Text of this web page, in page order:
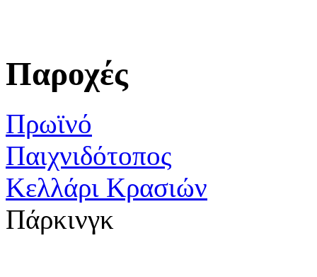
Παροχές
Πρωϊνό
Παιχνιδότοπος
Κελλάρι Κρασιών
Πάρκινγκ